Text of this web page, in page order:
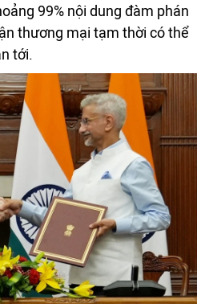
99% nội dung đàm phán
thương mại tạm thời có thể
tới.